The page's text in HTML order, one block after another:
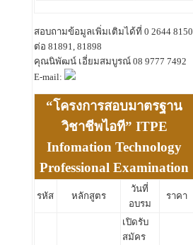
สอบถามข้อมูลเพิ่มเติมได้ที่ 0 2644 8150
ต่อ 81891, 81898
คุณนิพัฒน์ เอี่ยมสมบูรณ์ 08 9777 7492
E-mail:
“โครงการสอบมาตรฐาน
วิชาชีพไอที” ITPE
Infomation Technology
Professional Examination
รหัส หลักสูตร
วันที่
อบรม
ราคา
เปิดรับ
สมัคร